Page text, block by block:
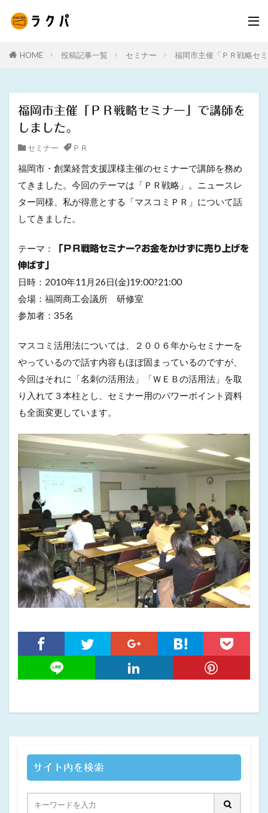
HOME 投稿記事一覧 セミナー 福岡市主催「ＰＲ戦略セ
福岡市主催「ＰＲ戦略セミナー」で講師を
しました。
セミナー ＰＲ
福岡市・創業経営支援課様主催のセミナーで講師を務め
てきました。今回のテーマは「ＰＲ戦略」。ニュースレ
ター同様、私が得意とする「マスコミＰＲ」について話
してきました。
テーマ：
「ＰＲ戦略セミナー?お金をかけずに売り上げを
伸ばす」
日時：2010年11月26日(金)19:00?21:00
会場：福岡商工会議所 研修室
参加者：35名
マスコミ活用法については、２００６年からセミナーを
やっているので話す内容もほぼ固まっているのですが、
今回はそれに「名刺の活用法」「ＷＥＢの活用法」を取
り入れて３本柱とし、セミナー用のパワーポイント資料
も全面変更しています。
サイト内を検索